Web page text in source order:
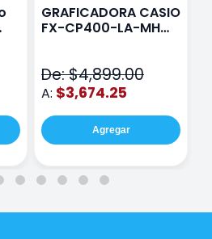
GRAFICADORA CASIO
FX-CP400-LA-MH
De: $4,899.00
A: $3,674.25
Agregar